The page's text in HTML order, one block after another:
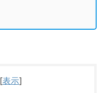
[表示]